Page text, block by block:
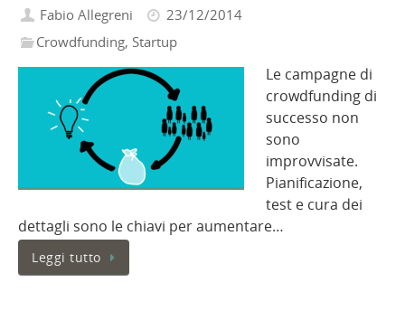
Fabio Allegreni
23/12/2014
Crowdfunding, Startup
Le campagne di
crowdfunding di
successo non
sono
improvvisate.
Pianificazione,
test e cura dei
dettagli sono le chiavi per aumentare…
Leggi tutto